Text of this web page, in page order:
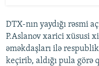
DTX-nın yaydığı rəsmi
P.Aslanov xarici xüsusi
əməkdaşları ilə
keçirib, aldığı pula görə